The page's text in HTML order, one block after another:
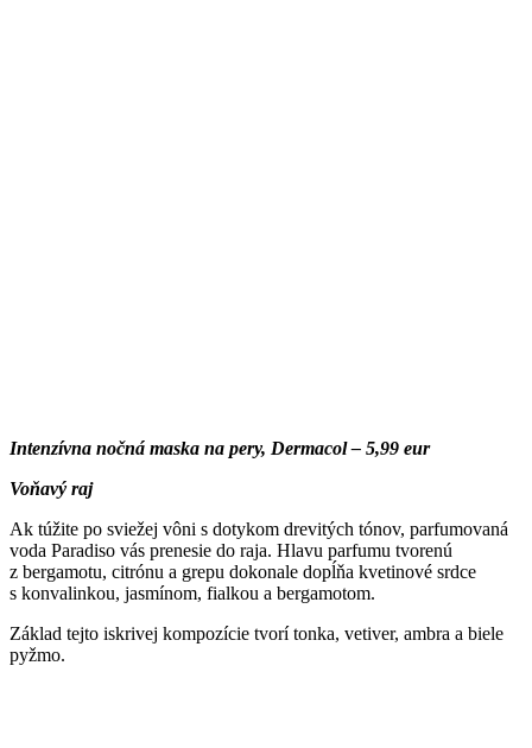
Intenzívna nočná maska na pery, Dermacol – 5,99 eur
Voňavý raj
Ak túžite po sviežej vôni s dotykom drevitých tónov, parfumovaná
voda Paradiso vás prenesie do raja. Hlavu parfumu tvorenú
z bergamotu, citrónu a grepu dokonale dopĺňa kvetinové srdce
s konvalinkou, jasmínom, fialkou a bergamotom.
Základ tejto iskrivej kompozície tvorí tonka, vetiver, ambra a biele
pyžmo.